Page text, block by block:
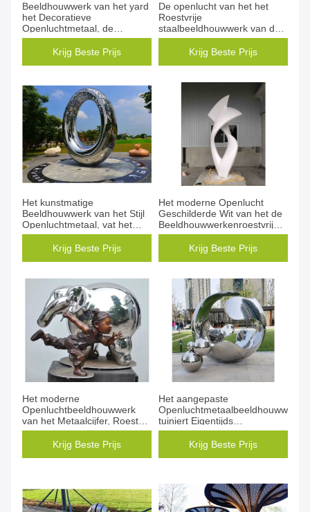
Beeldhouwwerk van het yard
het Decoratieve
Openluchtmetaal, de
Lassende Beeldhouwwerken
van de Metaaltuin
Krijg Beste Prijs
De openlucht van het het
Roestvrije
staalbeeldhouwwerk van de
Metaaltuin Opgepoetste
Oppervlakte Spiegel
Krijg Beste Prijs
Het kunstmatige
Beeldhouwwerk van het Stijl
Openluchtmetaal, vat het
Openluchtbeeldhouwwerk
van de Metaalkunst samen
Krijg Beste Prijs
Het moderne Openlucht
Geschilderde Wit van het de
Beeldhouwwerkenroestvrije
staal van het Metaalgazon
Krijg Beste Prijs
Het moderne
Openluchtbeeldhouwwerk
van het Metaalcijfer, Roestvrij
staal Dierlijk Beeldhouwwerk
Krijg Beste Prijs
Het aangepaste
Openluchtmetaalbeeldhouwwerk,
tuiniert Eigentijds
Openluchtbeeldhouwwerk
Krijg Beste Prijs